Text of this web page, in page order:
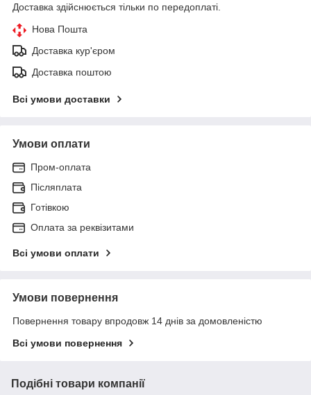
Доставка здійснюється тільки по передоплаті.
Нова Пошта
Доставка кур'єром
Доставка поштою
Всі умови доставки
Умови оплати
Пром-оплата
Післяплата
Готівкою
Оплата за реквізитами
Всі умови оплати
Умови повернення
Повернення товару впродовж 14 днів за домовленістю
Всі умови повернення
Подібні товари компанії